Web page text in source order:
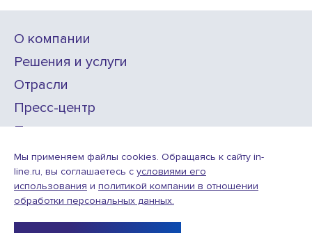
О компании
Решения и услуги
Отрасли
Пресс-центр
Проекты
Карьера
Условия использования веб-сайта
Мы применяем файлы cookies. Обращаясь к сайту in-
line.ru, вы соглашаетесь с условиями его
использования и политикой компании в отношении
обработки персональных данных.